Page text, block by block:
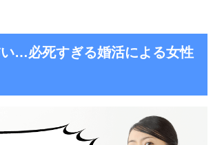
…必死すぎる婚活による女性